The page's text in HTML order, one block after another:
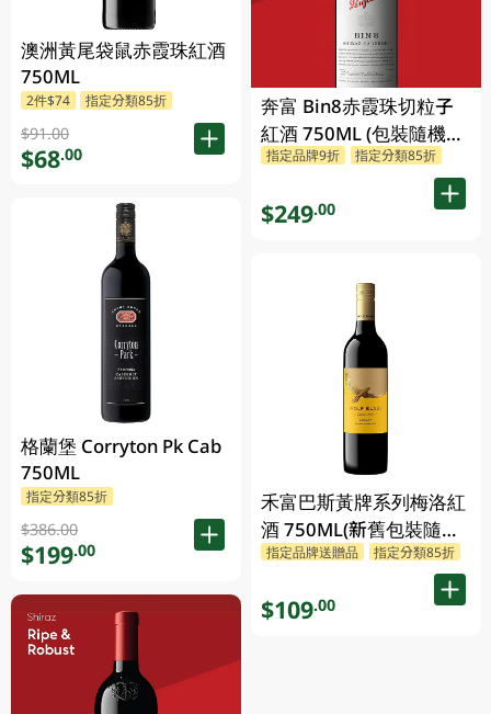
澳洲黃尾袋鼠赤霞珠紅酒
750ML
2件$74 指定分類85折
$91.00
$68.00
格蘭堡 Corryton Pk Cab
750ML
指定分類85折
$386.00
$199.00
奔富 Bin8赤霞珠切粒子
紅酒 750ML (包裝隨機發
放)
指定品牌9折 指定分類85折
$249.00
禾富巴斯黃牌系列梅洛紅
酒 750ML(新舊包裝隨機
發貨)
指定品牌送贈品 指定分類85折
$109.00